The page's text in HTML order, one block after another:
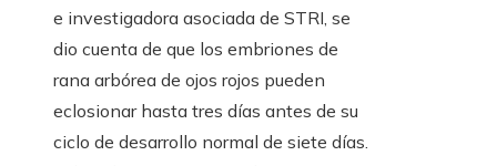
e investigadora asociada de STRI, se
dio cuenta de que los embriones de
rana arbórea de ojos rojos pueden
eclosionar hasta tres días antes de su
ciclo de desarrollo normal de siete días.